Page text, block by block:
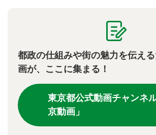
都政の仕組みや街の魅力を伝え
画が、ここに集まる！
東京都公式動画チャンネ
京動画」